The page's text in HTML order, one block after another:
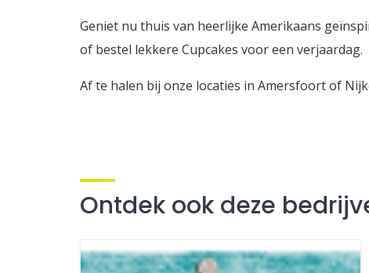
Geniet nu thuis van heerlijke Amerikaans
of bestel lekkere Cupcakes voor een verjaardag.
Af te halen bij onze locaties in Amersfoort of
Ontdek ook deze